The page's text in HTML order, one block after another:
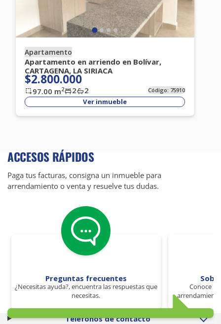
Apartamento
Apartamento en arriendo en Bolívar,
CARTAGENA, LA SIRIACA
$2.800.000
97.00 m2 2 2 Código: 75910
Ver inmueble
ACCESOS RÁPIDOS
Paga tus facturas, consigna un inmueble para
arrendamiento o venta y resuelve tus dudas.
Preguntas frecuentes
¿Necesitas ayuda?, encuentra las respuestas que
necesitas.
Conoce
Teléfonos de contacto